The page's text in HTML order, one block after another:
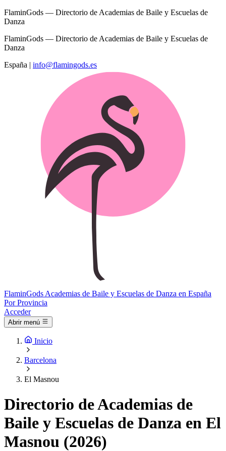
FlaminGods — Directorio de Academias de Baile y Escuelas de
Danza
FlaminGods — Directorio de Academias de Baile y Escuelas de
Danza
España | info@flamingods.es
FlaminGods Academias de Baile y Escuelas de Danza en España
Por Provincia
Acceder
Abrir menú
Inicio
Barcelona
El Masnou
Directorio de Academias de
Baile y Escuelas de Danza en El
Masnou (2026)